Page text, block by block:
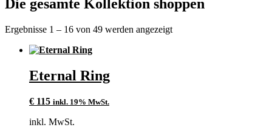
Die gesamte Kollektion shoppen
Ergebnisse 1 – 16 von 49 werden angezeigt
Eternal Ring
€ 115 inkl. 19% MwSt.
inkl. MwSt.